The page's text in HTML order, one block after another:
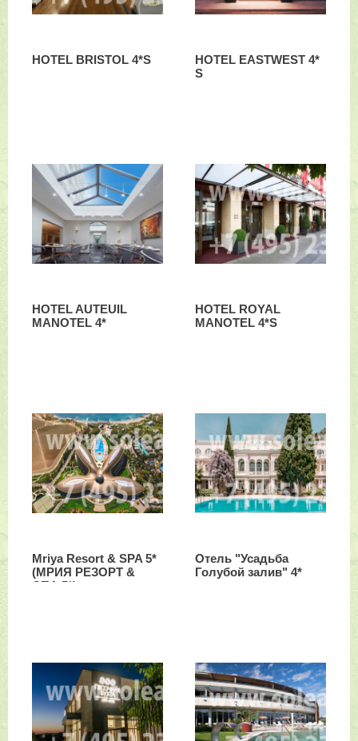
HOTEL BRISTOL 4*S
HOTEL EASTWEST 4*
S
HOTEL AUTEUIL
MANOTEL 4*
HOTEL ROYAL
MANOTEL 4*S
Mriya Resort & SPA 5*
(МРИЯ РЕЗОРТ &
СПА 5*)
Отель "Усадьба
Голубой залив" 4*